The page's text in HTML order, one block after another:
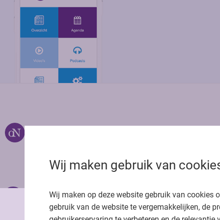
Wij maken gebruik van
Wij maken op deze website gebruik van cookies
gebruik van de website te vergemakkelijken, de
Privacy statement
Cookie
Richtlijnen